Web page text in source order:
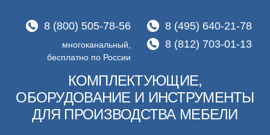
8 (800) 505-78-56
многоканальный,
бесплатно по России
8 (495) 640-21-78
8 (812) 703-01-13
КОМПЛЕКТУЮЩИЕ,
ОБОРУДОВАНИЕ И ИНСТРУМЕНТЫ
ДЛЯ ПРОИЗВОДСТВА МЕБЕЛИ